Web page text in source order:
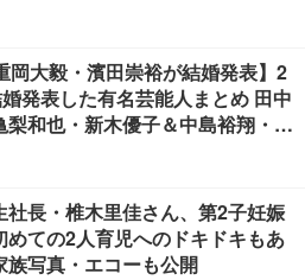
岡大毅・濱田崇裕が結婚発表】2
発表した有名芸能人まとめ 田中
梨和也・新木優子＆中島裕翔・川
社長・椎木里佳さん、第2子妊娠
めての2人育児へのドキドキもあ
族写真・エコーも公開